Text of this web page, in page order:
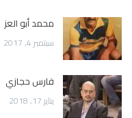
محمد أبو العز
سبتمبر 4, 2017
فارس حجازي
يناير 17, 2018